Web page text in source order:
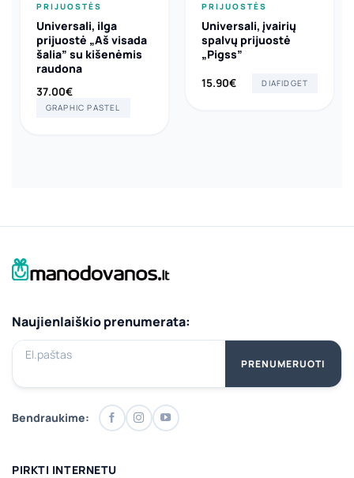
PRIJUOSTĖS
Universali, ilga
prijuostė „Aš visada
šalia” su kišenėmis
raudona
37.00€
GRAPHIC PASTEL
PRIJUOSTĖS
Universali, įvairių
spalvų prijuostė
„Pigss”
15.90€ DIAFIDGET
Naujienlaiškio prenumerata:
El.paštas
PRENUMERUOTI
Bendraukime:
PIRKTI INTERNETU